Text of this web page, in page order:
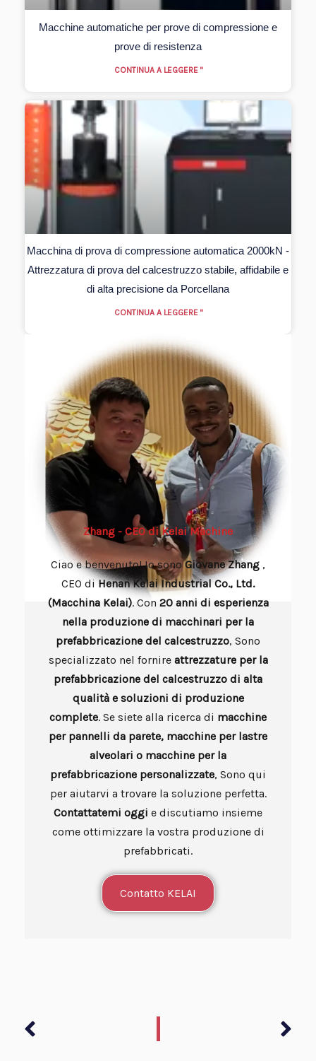
Macchine automatiche per prove di compressione e
prove di resistenza
CONTINUA A LEGGERE "
Macchina di prova di compressione automatica 2000kN -
Attrezzatura di prova del calcestruzzo stabile, affidabile e
di alta precisione da Porcellana
CONTINUA A LEGGERE "
Zhang - CEO di Kelai Machine
Ciao e benvenuto! Io sonoGiovaneZhang ,
CEO diHenan Kelai Industrial Co., Ltd.
(Macchina Kelai). Con 20 anni di esperienza
nella produzione di macchinari per la
prefabbricazione del calcestruzzo, Sono
specializzato nel fornire attrezzature per la
prefabbricazione del calcestruzzo di alta
qualità e soluzioni di produzione
complete. Se siete alla ricerca di macchine
per pannelli da parete, macchine per lastre
alveolari o macchine per la
prefabbricazione personalizzate, Sono qui
per aiutarvi a trovare la soluzione perfetta.
Contattatemi oggi e discutiamo insieme
come ottimizzare la vostra produzione di
prefabbricati.
Contatto KELAI
Precedente